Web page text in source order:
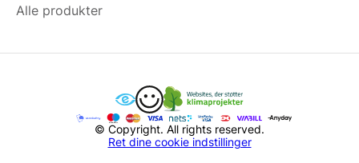
Alle produkter
© Copyright. All rights reserved.
Ret dine cookie indstillinger